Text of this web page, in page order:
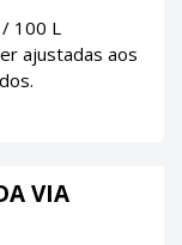
100 L
ajustadas aos
VIA